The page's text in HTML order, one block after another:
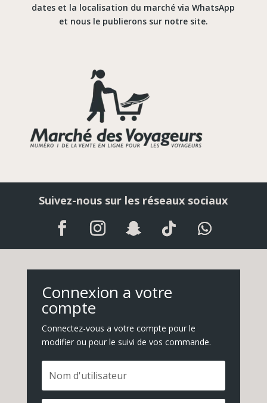
dates et la localisation du marché via WhatsApp
et nous le publierons sur notre site.
Suivez-nous sur les réseaux sociaux
Connexion a votre
compte
Connectez-vous a votre compte pour le
modifier ou pour le suivi de vos commande.